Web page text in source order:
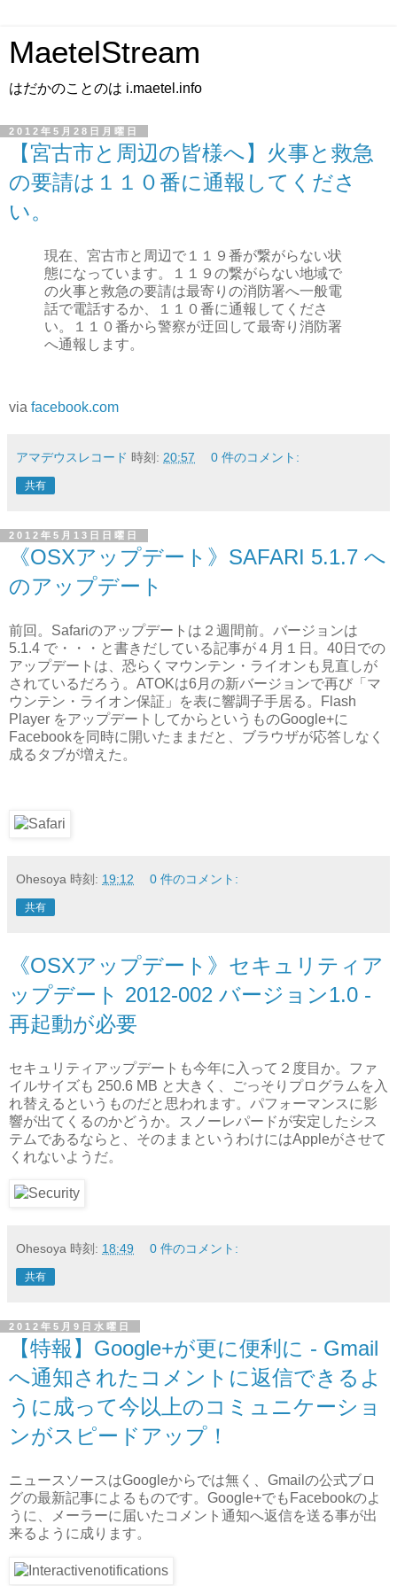
MaetelStream
はだかのことのは i.maetel.info
2012年5月28日月曜日
【宮古市と周辺の皆様へ】火事と救急
の要請は１１０番に通報してくださ
い。
現在、宮古市と周辺で１１９番が繋がらない状
態になっています。１１９の繋がらない地域で
の火事と救急の要請は最寄りの消防署へ一般電
話で電話するか、１１０番に通報してくださ
い。１１０番から警察が迂回して最寄り消防署
へ通報します。
via facebook.com
アマデウスレコード 時刻: 20:57 0 件のコメント:
共有
2012年5月13日日曜日
《OSXアップデート》SAFARI 5.1.7 へ
のアップデート
前回。Safariのアップデートは２週間前。バージョンは
5.1.4 で・・・と書きだしている記事が４月１日。40日での
アップデートは、恐らくマウンテン・ライオンも見直しが
されているだろう。ATOKは6月の新バージョンで再び「マ
ウンテン・ライオン保証」を表に響調子手居る。Flash
Player をアップデートしてからというものGoogle+に
Facebookを同時に開いたままだと、ブラウザが応答しなく
成るタブが増えた。
Ohesoya 時刻: 19:12 0 件のコメント:
共有
《OSXアップデート》セキュリティア
ップデート 2012-002 バージョン1.0 -
再起動が必要
セキュリティアップデートも今年に入って２度目か。ファ
イルサイズも 250.6 MB と大きく、ごっそりプログラムを入
れ替えるというものだと思われます。パフォーマンスに影
響が出てくるのかどうか。スノーレパードが安定したシス
テムであるならと、そのままというわけにはAppleがさせて
くれないようだ。
Ohesoya 時刻: 18:49 0 件のコメント:
共有
2012年5月9日水曜日
【特報】Google+が更に便利に - Gmail
へ通知されたコメントに返信できるよ
うに成って今以上のコミュニケーショ
ンがスピードアップ！
ニュースソースはGoogleからでは無く、Gmailの公式ブロ
グの最新記事によるものです。Google+でもFacebookのよ
うに、メーラーに届いたコメント通知へ返信を送る事が出
来るように成ります。